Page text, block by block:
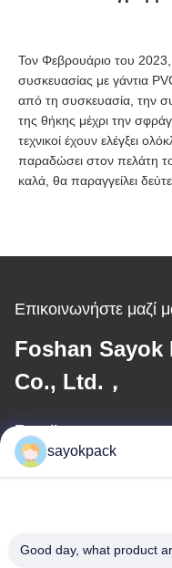
Τον Φεβρουάριο του 2023,
συσκευασίας με γάντια
από τη συσκευασία, την
της θήκης μέχρι την
τεχνικοί έχουν ελέγξει
παραδώσει στον πελάτη
καλά, θα παραγγείλει
Επικοινωνήστε μαζί
Foshan
Co., Ltd.，
E-mail
sayokpack
Good day, what product